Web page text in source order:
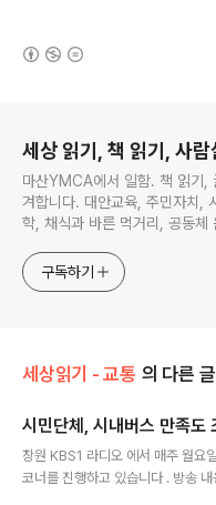
세상 읽기, 책 읽기, 사람
마산YMCA에서 일함. 책 읽기,
겨합니다. 대안교육, 주민자치,
학, 채식과 바른 먹거리, 공동체
http://www.facebook.com/
구독하기
세상읽기 - 교통 의 다른 글
시민단체, 시내버스 만족도
창원 KBS1 라디오 에서 매주 월요
코너를 진행하고 있습니다 . 방송